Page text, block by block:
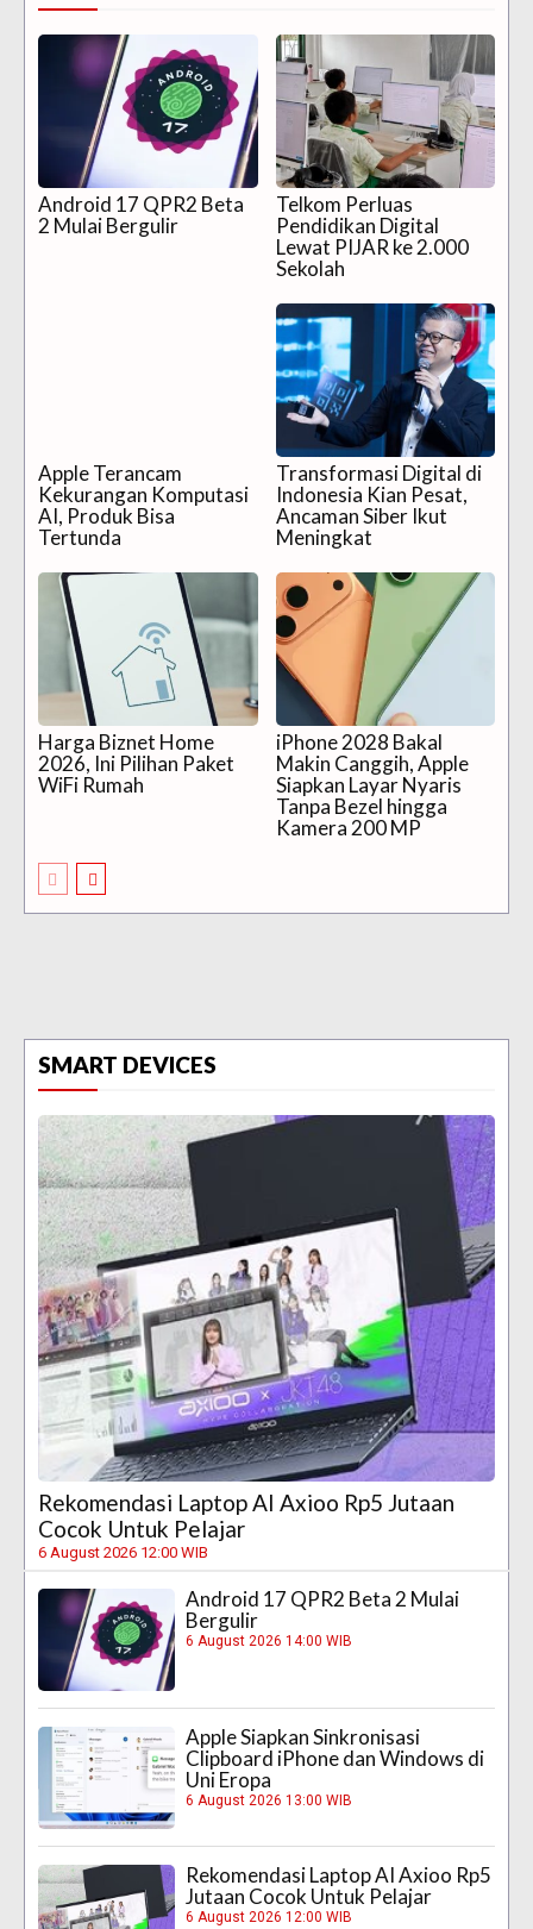
Android 17 QPR2 Beta
2 Mulai Bergulir
Telkom Perluas
Pendidikan Digital
Lewat PIJAR ke 2.000
Sekolah
Apple Terancam
Kekurangan Komputasi
AI, Produk Bisa
Tertunda
Transformasi Digital di
Indonesia Kian Pesat,
Ancaman Siber Ikut
Meningkat
Harga Biznet Home
2026, Ini Pilihan Paket
WiFi Rumah
iPhone 2028 Bakal
Makin Canggih, Apple
Siapkan Layar Nyaris
Tanpa Bezel hingga
Kamera 200 MP
SMART DEVICES
Rekomendasi Laptop AI Axioo Rp5 Jutaan
Cocok Untuk Pelajar
6 August 2026 12:00 WIB
Android 17 QPR2 Beta 2 Mulai
Bergulir
6 August 2026 14:00 WIB
Apple Siapkan Sinkronisasi
Clipboard iPhone dan Windows di
Uni Eropa
6 August 2026 13:00 WIB
Rekomendasi Laptop AI Axioo Rp5
Jutaan Cocok Untuk Pelajar
6 August 2026 12:00 WIB